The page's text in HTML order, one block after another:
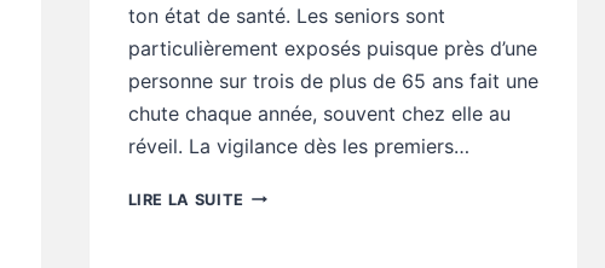
ton état de santé. Les seniors sont
particulièrement exposés puisque près d’une
personne sur trois de plus de 65 ans fait une
chute chaque année, souvent chez elle au
réveil. La vigilance dès les premiers…
LIRE LA SUITE CONSEILS